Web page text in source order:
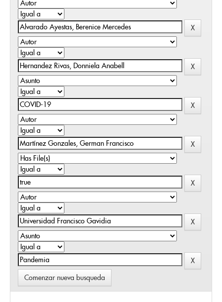
Comenzar nueva busqueda